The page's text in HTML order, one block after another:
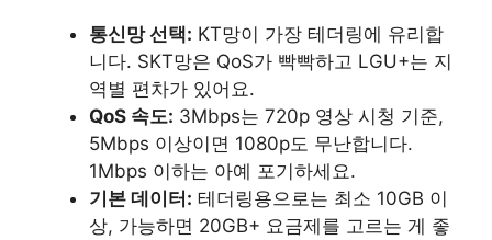
통신망 선택: KT망이 가장 테더링에 유리합
니다. SKT망은 QoS가 빡빡하고 LGU+는 지
역별 편차가 있어요.
QoS 속도: 3Mbps는 720p 영상 시청 기준,
5Mbps 이상이면 1080p도 무난합니다.
1Mbps 이하는 아예 포기하세요.
기본 데이터: 테더링용으로는 최소 10GB 이
상, 가능하면 20GB+ 요금제를 고르는 게 좋